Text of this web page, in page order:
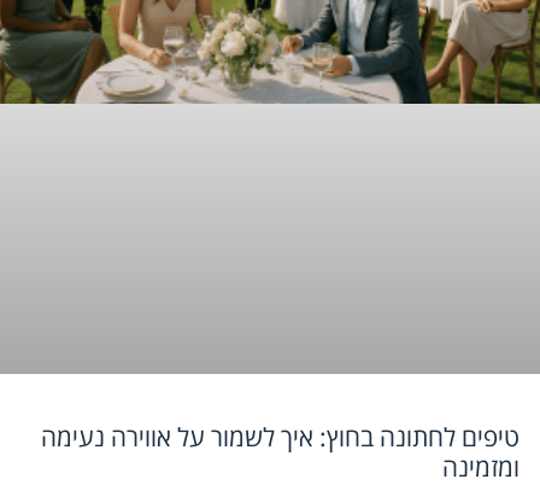
טיפים לחתונה בחוץ: איך לשמור על אווירה נעימה
ומזמינה